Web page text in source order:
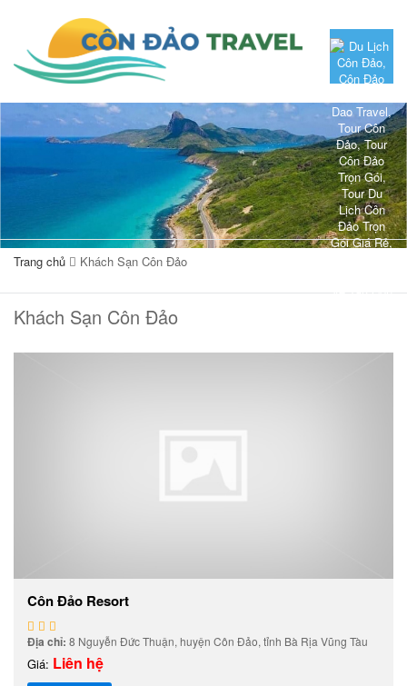
Trang chủ Khách Sạn Côn Đảo
Khách Sạn Côn Đảo
Côn Đảo Resort
Địa chỉ: 8 Nguyễn Đức Thuận, huyện Côn Đảo, tỉnh Bà Rịa Vũng Tàu
Giá: Liên hệ